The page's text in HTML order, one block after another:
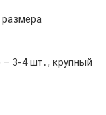
3-4 шт․, крупный